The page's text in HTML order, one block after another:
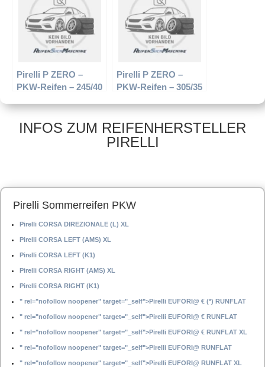
Pirelli P ZERO –
PKW-Reifen – 245/40
Sommerreifen
Pirelli P ZERO –
PKW-Reifen – 305/35
Sommerreifen
INFOS ZUM REIFENHERSTELLER
PIRELLI
Pirelli Sommerreifen PKW
Pirelli CORSA DIREZIONALE (L) XL
Pirelli CORSA LEFT (AMS) XL
Pirelli CORSA LEFT (K1)
Pirelli CORSA RIGHT (AMS) XL
Pirelli CORSA RIGHT (K1)
" rel="nofollow noopener" target="_self">Pirelli EUFORI@ € (*) RUNFLAT
" rel="nofollow noopener" target="_self">Pirelli EUFORI@ € RUNFLAT
" rel="nofollow noopener" target="_self">Pirelli EUFORI@ € RUNFLAT XL
" rel="nofollow noopener" target="_self">Pirelli EUFORI@ RUNFLAT
" rel="nofollow noopener" target="_self">Pirelli EUFORI@ RUNFLAT XL